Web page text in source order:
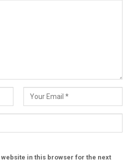
in this browser for the next